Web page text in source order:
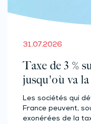
31.07.2026
Taxe de 3 %
jusqu'où va
Les sociétés qui
France peuvent,
exonérées de la